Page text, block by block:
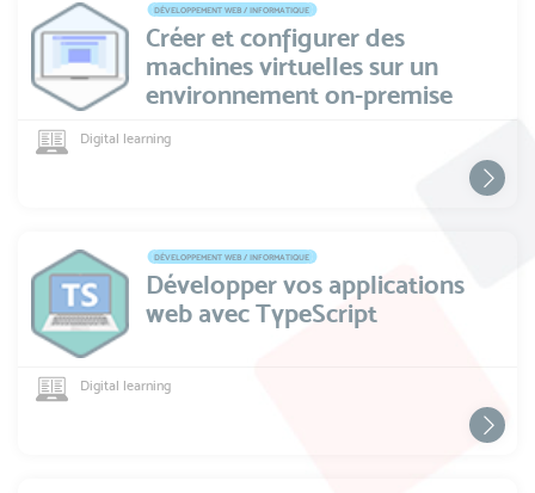
DÉVELOPPEMENT WEB / INFORMATIQUE
Créer et configurer des
machines virtuelles sur un
environnement on-premise
Digital learning
DÉVELOPPEMENT WEB / INFORMATIQUE
Développer vos applications
web avec TypeScript
Digital learning